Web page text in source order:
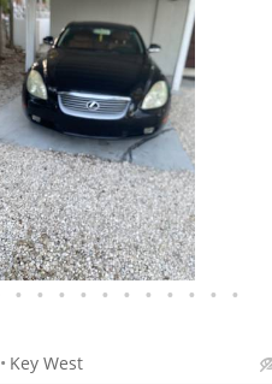
• • • • • • • • • • •
Key West